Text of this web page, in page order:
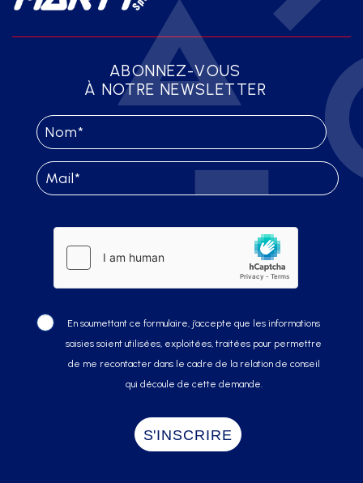
ABONNEZ-VOUS
À NOTRE NEWSLETTER
En soumettant ce formulaire, j’accepte que les informations
saisies soient utilisées, exploitées, traitées pour permettre
de me recontacter dans le cadre de la relation de conseil
qui découle de cette demande.